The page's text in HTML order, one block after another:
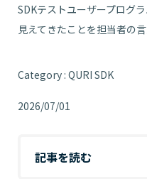
SDKテストユーザープログ
見えてきたことを担当者の
Category : QURI SDK
2026/07/01
記事を読む